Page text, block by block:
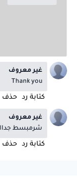
غير معروف
Thank you
كتابة رد حذف
غير معروف
شرمبسط
كتابة رد حذف